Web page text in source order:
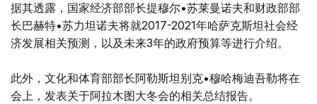
据其透露，国家经济部部长提穆尔•苏莱曼诺夫和财政部部
长巴赫特•苏力坦诺夫将就2017-2021年哈萨克斯坦社会经
济发展相关预测，以及未来3年的政府预算等进行介绍。
此外，文化和体育部部长阿勒斯坦别克•穆哈梅迪吾勒将在
会上，发表关于阿拉木图大冬会的相关总结报告。